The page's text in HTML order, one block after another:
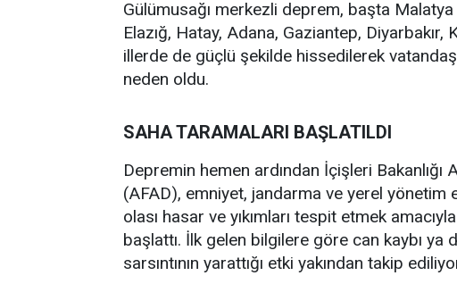
Gülümusağı merkezli deprem, başta
Elazığ, Hatay, Adana, Gaziantep,
illerde de güçlü şekilde hissedilerek
neden oldu.
SAHA TARAMALARI BAŞLATILDI
Depremin hemen ardından İçişleri Bakanlığı
(AFAD), emniyet, jandarma ve yerel yönetim
olası hasar ve yıkımları tespit etmek
başlattı. İlk gelen bilgilere göre can kaybı ya
sarsıntının yarattığı etki yakından takip